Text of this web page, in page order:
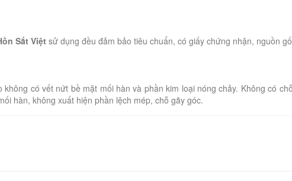
Sắt Việtsử dụng đều đảm bảo tiêu chuẩn, có giấy chứng nhận, nguồn
không có vết nứt bề mặt mối hàn và phần kim loại nóng chảy. Không có
hàn, không xuất hiện phần lệch mép, chỗ gãy góc.